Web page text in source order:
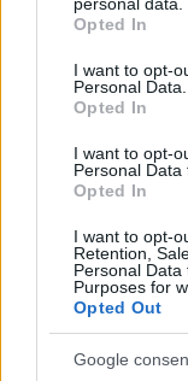
grant or deny
use your data for
consent section.
Opted In
I want to opt-
Personal Data.
Opted In
I want to opt-
Personal Data
Opted In
I want to opt-
Retention,
Personal
Purposes for
Opted Out
Google
Itt